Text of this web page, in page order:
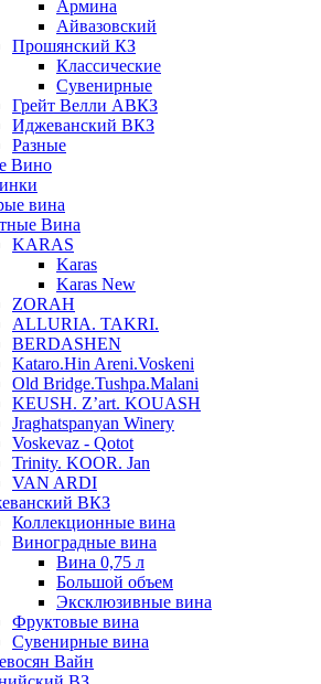
Армина
Айвазовский
Прошянский КЗ
Классические
Сувенирные
Грейт Велли АВКЗ
Иджеванский ВКЗ
Разные
Вино
вина
Вина
KARAS
Karas
Karas New
ZORAH
ALLURIA. TAKRI.
BERDASHEN
Kataro.Hin Areni.Voskeni
Old Bridge.Tushpa.Malani
KEUSH. Z’art. KOUASH
Jraghatspanyan Winery
Voskevaz - Qotot
Trinity. KOOR. Jan
VAN ARDI
ВКЗ
Коллекционные вина
Виноградные вина
Вина 0,75 л
Большой объем
Эксклюзивные вина
Фруктовые вина
Cувенирные вина
Вайн